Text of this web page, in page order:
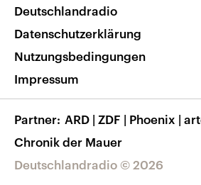
Nachrichten App
Frequenzen
Veranstaltungen
Musikliste
RSS
Barrierefreiheit
Deutschlandradio © 2026
Deutschlandradio
Datenschutzerklärung
Nutzungsbedingungen
Impressum
Partner ARD | ZDF | Phoenix |
Chronik der Mauer